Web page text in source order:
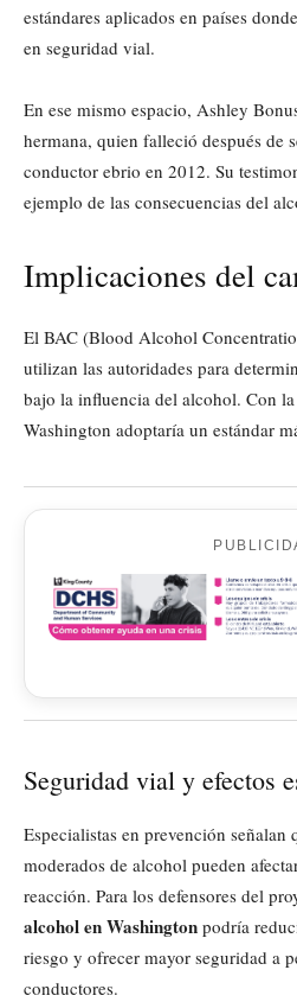
estándares aplicados en países
en seguridad vial.
En ese mismo espacio, Ashley
hermana, quien falleció después de
conductor ebrio en 2012. Su
ejemplo de las consecuencias del
Implicaciones del
El BAC (Blood Alcohol
utilizan las autoridades para
bajo la influencia del alcohol. Con
Washington adoptaría un estándar
Seguridad vial y efectos
Especialistas en prevención señalan
moderados de alcohol pueden
reacción. Para los defensores del
alcohol en Washington podría
riesgo y ofrecer mayor seguridad a
conductores.